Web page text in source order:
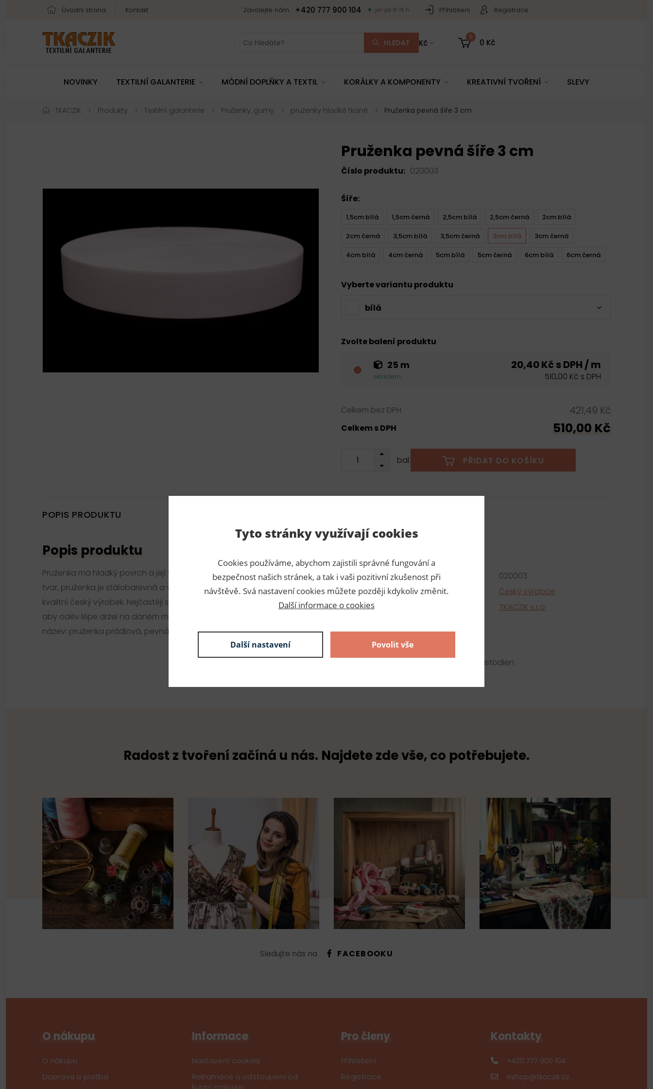
Úvodní strana Kontakt Zavolejte nám +420 777 900 104 po-pá 8-15 h. Přihlášení Registrace
HLEDAT Kč
0
0 Kč
NOVINKY TEXTILNÍ GALANTERIE MÓDNÍ DOPLŇKY A TEXTIL KORÁLKY A KOMPONENTY KREATIVNÍ TVOŘENÍ SLEVY
TKACZIK Produkty Textilní galanterie Pruženky, gumy pruženky hladké tkané Pruženka pevná šíře 3 cm
Pruženka pevná šíře 3 cm
Číslo produktu: 020003
Šíře:
1,5cm bílá 1,5cm černá 2,5cm bílá 2,5cm černá 2cm bílá
2cm černá 3,5cm bílá 3,5cm černá 3cm bílá 3cm černá
4cm bílá 4cm černá 5cm bílá 5cm černá 6cm bílá 6cm černá
Vyberte variantu produktu
bílá
Zvolte balení produktu
25 m
skladem
20,40 Kč s DPH / m
510,00 Kč s DPH
Celkem bez DPH 421,49 Kč
Celkem s DPH 510,00 Kč
bal. PŘIDAT DO KOŠÍKU
POPIS PRODUKTU
Popis produktu
Pruženka má hladký povrch a její výhodou je zejména to, že drží svůj stálý
tvar, pruženka je stálobarevná a vyrobena z tvrdšího materiálu. Jedná se o
kvalitní český výrobek. Nejčastěji se pruženka vkládá do oděvů do pasu,
aby oděv lépe držel na daném místě, např. do kalhot, šatů. Alternativní
název: pruženka prádlová, pevná guma, guma, tkaná pruženka
Číslo produktu:
020003
Výrobce
Český výrobce
TKACZIK s.r.o.
Složení
65% polyester 35% elastodien
Radost z tvoření začíná u nás. Najdete zde vše, co potřebujete.
Sledujte nás na FACEBOOKU
O nákupu
O nákupu
Doprava a platba
Informace
Nastavení cookies
Reklamace a odstoupení od
kupní smlouvy
Pro členy
Přihlášení
Registrace
Kontakty
+420 777 900 104
eshop@tkaczik.cz
Tyto stránky využívají cookies
Cookies používáme, abychom zajistili správné fungování a
bezpečnost našich stránek, a tak i vaši pozitivní zkušenost při
návštěvě. Svá nastavení cookies můžete později kdykoliv změnit.
Další informace o cookies
Další nastavení Povolit vše